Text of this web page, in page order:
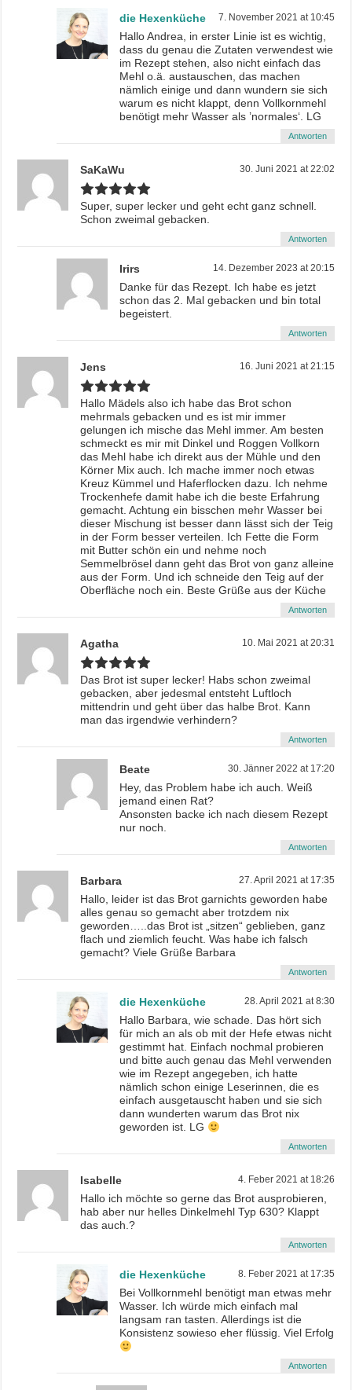
die Hexenküche 7. November 2021 at 10:45
Hallo Andrea, in erster Linie ist es wichtig,
dass du genau die Zutaten verwendest wie
im Rezept stehen, also nicht einfach das
Mehl o.ä. austauschen, das machen
nämlich einige und dann wundern sie sich
warum es nicht klappt, denn Vollkornmehl
benötigt mehr Wasser als ’normales‘. LG
Antworten
SaKaWu 30. Juni 2021 at 22:02
Super, super lecker und geht echt ganz schnell.
Schon zweimal gebacken.
Antworten
Irirs 14. Dezember 2023 at 20:15
Danke für das Rezept. Ich habe es jetzt
schon das 2. Mal gebacken und bin total
begeistert.
Antworten
Jens 16. Juni 2021 at 21:15
Hallo Mädels also ich habe das Brot schon
mehrmals gebacken und es ist mir immer
gelungen ich mische das Mehl immer. Am besten
schmeckt es mir mit Dinkel und Roggen Vollkorn
das Mehl habe ich direkt aus der Mühle und den
Körner Mix auch. Ich mache immer noch etwas
Kreuz Kümmel und Haferflocken dazu. Ich nehme
Trockenhefe damit habe ich die beste Erfahrung
gemacht. Achtung ein bisschen mehr Wasser bei
dieser Mischung ist besser dann lässt sich der Teig
in der Form besser verteilen. Ich Fette die Form
mit Butter schön ein und nehme noch
Semmelbrösel dann geht das Brot von ganz alleine
aus der Form. Und ich schneide den Teig auf der
Oberfläche noch ein. Beste Grüße aus der Küche
Antworten
Agatha 10. Mai 2021 at 20:31
Das Brot ist super lecker! Habs schon zweimal
gebacken, aber jedesmal entsteht Luftloch
mittendrin und geht über das halbe Brot. Kann
man das irgendwie verhindern?
Antworten
Beate 30. Jänner 2022 at 17:20
Hey, das Problem habe ich auch. Weiß
jemand einen Rat?
Ansonsten backe ich nach diesem Rezept
nur noch.
Antworten
Barbara 27. April 2021 at 17:35
Hallo, leider ist das Brot garnichts geworden habe
alles genau so gemacht aber trotzdem nix
geworden…..das Brot ist „sitzen“ geblieben, ganz
flach und ziemlich feucht. Was habe ich falsch
gemacht? Viele Grüße Barbara
Antworten
die Hexenküche 28. April 2021 at 8:30
Hallo Barbara, wie schade. Das hört sich
für mich an als ob mit der Hefe etwas nicht
gestimmt hat. Einfach nochmal probieren
und bitte auch genau das Mehl verwenden
wie im Rezept angegeben, ich hatte
nämlich schon einige Leserinnen, die es
einfach ausgetauscht haben und sie sich
dann wunderten warum das Brot nix
geworden ist. LG
Antworten
Isabelle 4. Feber 2021 at 18:26
Hallo ich möchte so gerne das Brot ausprobieren,
hab aber nur helles Dinkelmehl Typ 630? Klappt
das auch.?
Antworten
die Hexenküche 8. Feber 2021 at 17:35
Bei Vollkornmehl benötigt man etwas mehr
Wasser. Ich würde mich einfach mal
langsam ran tasten. Allerdings ist die
Konsistenz sowieso eher flüssig. Viel Erfolg
Antworten